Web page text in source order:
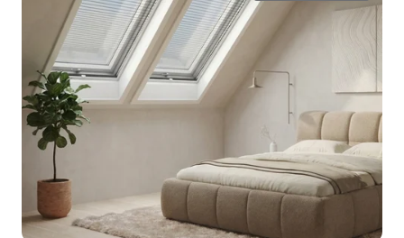
dakramen:
geregeld,
mooi
afgewerkt